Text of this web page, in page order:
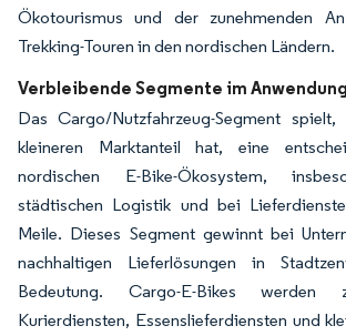
Ökotourismus und der zunehmenden
Trekking-Touren in den nordischen Ländern.
Verbleibende Segmente im
Das Cargo/Nutzfahrzeug-Segment
kleineren Marktanteil hat, eine
nordischen E-Bike-Ökosystem,
städtischen Logistik und bei
Meile. Dieses Segment gewinnt bei
nachhaltigen Lieferlösungen in
Bedeutung. Cargo-E-Bikes werden
Kurierdiensten, Essenslieferdiensten und